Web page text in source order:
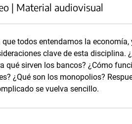
| Material audiovisual
que todos entendamos la
clave de esta disciplina.
qué sirven los bancos? ¿Cómo
¿Qué son los monopolios?
se vuelva sencillo.